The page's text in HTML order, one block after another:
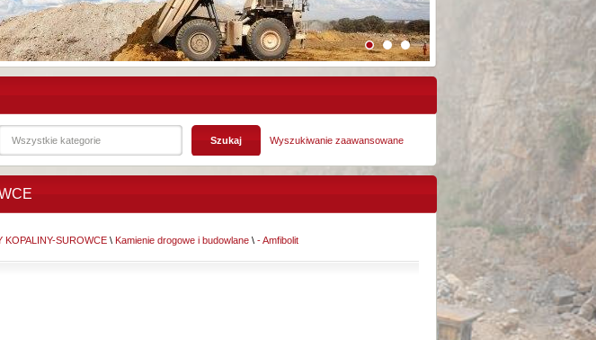
OSOBOWYCH I BEZPIECZEŃSTWA INFORMACJI
Wyszukiwanie zaawansowane
KOPALINY-SUROWCE \ Kamienie drogowe i budowlane \ - Amfibolit